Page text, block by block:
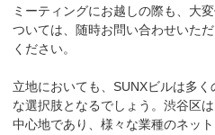
ミーティングにお越しの際も、大
ついては、随時お問い合わせいた
ください。
立地においても、SUNXビルは多
な選択肢となるでしょう。渋谷区
中心地であり、様々な業種のネッ